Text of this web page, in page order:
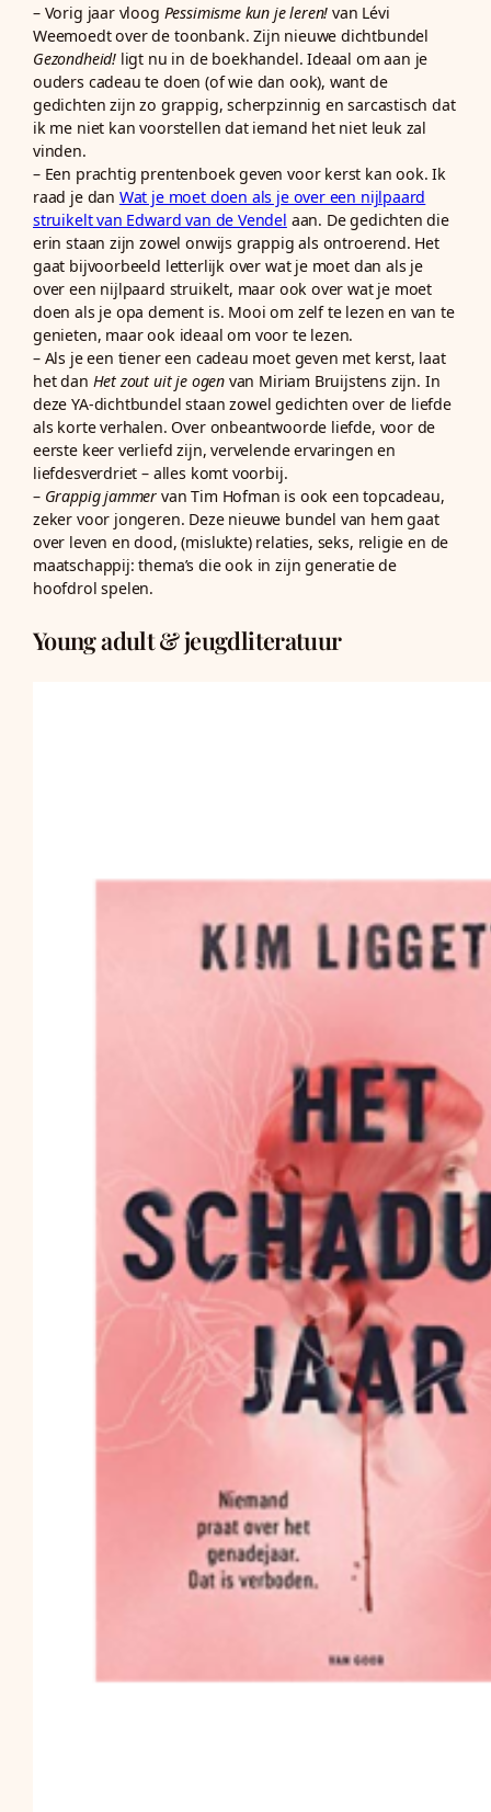
– Vorig jaar vloog Pessimisme kun je leren! van Lévi
Weemoedt over de toonbank. Zijn nieuwe dichtbundel
Gezondheid! ligt nu in de boekhandel. Ideaal om aan je
ouders cadeau te doen (of wie dan ook), want de
gedichten zijn zo grappig, scherpzinnig en sarcastisch dat
ik me niet kan voorstellen dat iemand het niet leuk zal
vinden.
– Een prachtig prentenboek geven voor kerst kan ook. Ik
raad je dan Wat je moet doen als je over een nijlpaard
struikelt van Edward van de Vendel aan. De gedichten die
erin staan zijn zowel onwijs grappig als ontroerend. Het
gaat bijvoorbeeld letterlijk over wat je moet dan als je
over een nijlpaard struikelt, maar ook over wat je moet
doen als je opa dement is. Mooi om zelf te lezen en van te
genieten, maar ook ideaal om voor te lezen.
– Als je een tiener een cadeau moet geven met kerst, laat
het dan Het zout uit je ogenvan Miriam Bruijstens zijn. In
deze YA-dichtbundel staan zowel gedichten over de liefde
als korte verhalen. Over onbeantwoorde liefde, voor de
eerste keer verliefd zijn, vervelende ervaringen en
liefdesverdriet – alles komt voorbij.
– Grappig jammer van Tim Hofman is ook een topcadeau,
zeker voor jongeren. Deze nieuwe bundel van hem gaat
over leven en dood, (mislukte) relaties, seks, religie en de
maatschappij: thema’s die ook in zijn generatie de
hoofdrol spelen.
Young adult & jeugdliteratuur